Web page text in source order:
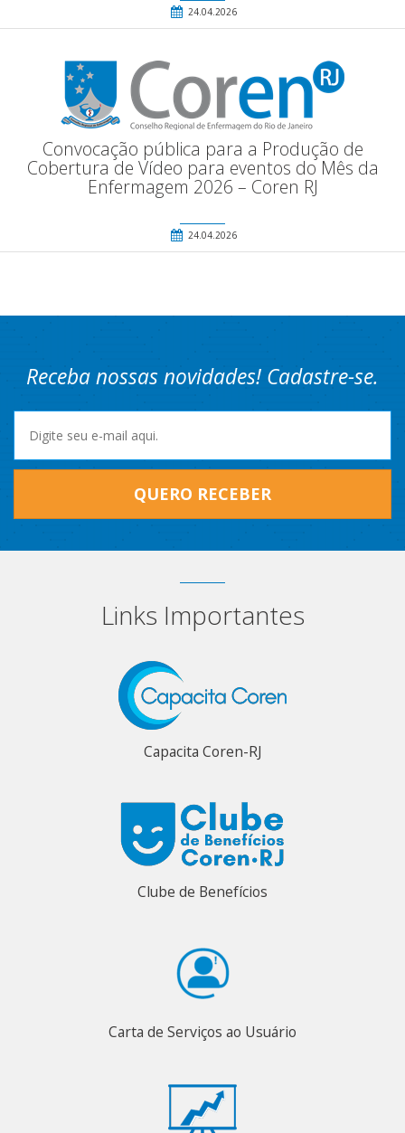
24.04.2026
Convocação pública para a Produção de
Cobertura de Vídeo para eventos do Mês da
Enfermagem 2026 – Coren RJ
24.04.2026
Receba nossas novidades! Cadastre-se.
QUERO RECEBER
Links Importantes
Capacita Coren-RJ
Clube de Benefícios
Carta de Serviços ao Usuário